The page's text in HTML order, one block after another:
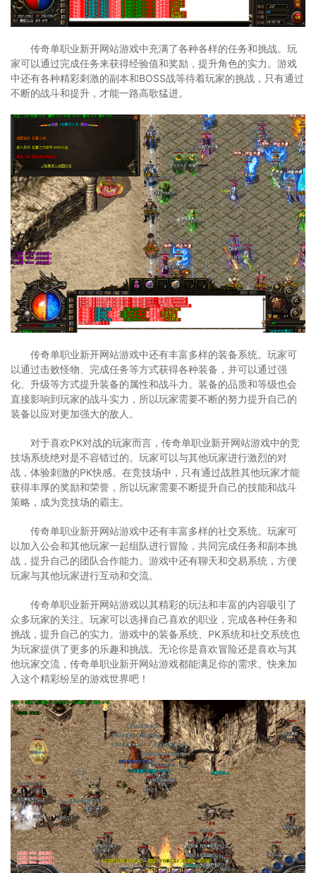
传奇单职业新开网站游戏中充满了各种各样的任务和挑战。玩
家可以通过完成任务来获得经验值和奖励，提升角色的实力。游戏
中还有各种精彩刺激的副本和BOSS战等待着玩家的挑战，只有通过
不断的战斗和提升，才能一路高歌猛进。
传奇单职业新开网站游戏中还有丰富多样的装备系统。玩家可
以通过击败怪物、完成任务等方式获得各种装备，并可以通过强
化、升级等方式提升装备的属性和战斗力。装备的品质和等级也会
直接影响到玩家的战斗实力，所以玩家需要不断的努力提升自己的
装备以应对更加强大的敌人。
对于喜欢PK对战的玩家而言，传奇单职业新开网站游戏中的竞
技场系统绝对是不容错过的。玩家可以与其他玩家进行激烈的对
战，体验刺激的PK快感。在竞技场中，只有通过战胜其他玩家才能
获得丰厚的奖励和荣誉，所以玩家需要不断提升自己的技能和战斗
策略，成为竞技场的霸主。
传奇单职业新开网站游戏中还有丰富多样的社交系统。玩家可
以加入公会和其他玩家一起组队进行冒险，共同完成任务和副本挑
战，提升自己的团队合作能力。游戏中还有聊天和交易系统，方便
玩家与其他玩家进行互动和交流。
传奇单职业新开网站游戏以其精彩的玩法和丰富的内容吸引了
众多玩家的关注。玩家可以选择自己喜欢的职业，完成各种任务和
挑战，提升自己的实力。游戏中的装备系统、PK系统和社交系统也
为玩家提供了更多的乐趣和挑战。无论你是喜欢冒险还是喜欢与其
他玩家交流，传奇单职业新开网站游戏都能满足你的需求。快来加
入这个精彩纷呈的游戏世界吧！